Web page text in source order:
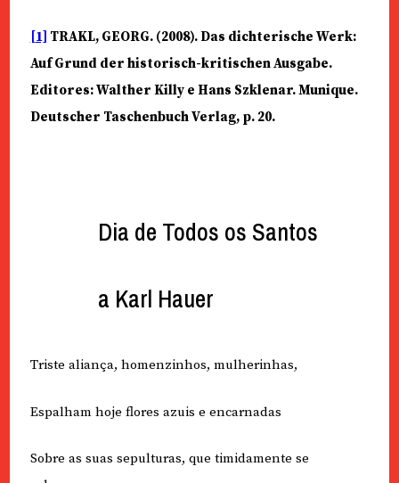
[1] TRAKL, GEORG. (2008). Das dichterische Werk:
Auf Grund der historisch-kritischen Ausgabe.
Editores: Walther Killy e Hans Szklenar. Munique.
Deutscher Taschenbuch Verlag, p. 20.
Dia de Todos os Santos
a Karl Hauer
Triste aliança, homenzinhos, mulherinhas,
Espalham hoje flores azuis e encarnadas
Sobre as suas sepulturas, que timidamente se